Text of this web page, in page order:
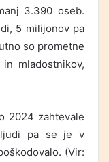
3.390 oseb.
5 milijonov pa
so prometne
mladostnikov,
2024 zahtevale
ljudi pa se je v
(Vir: